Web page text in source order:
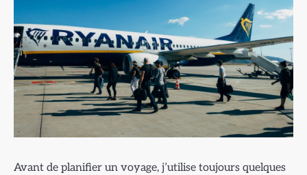
Avant de planifier un voyage, j’utilise toujours quelques